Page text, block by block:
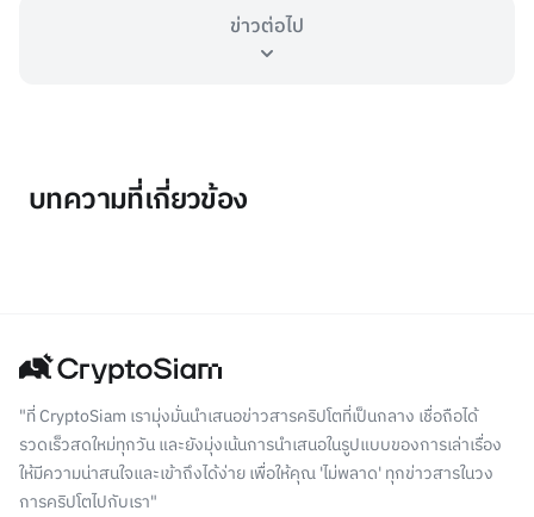
ข่าวต่อไป
บทความที่เกี่ยวข้อง
"ที่ CryptoSiam เรามุ่งมั่นนำเสนอข่าวสารคริปโตที่เป็นกลาง เชื่อถือได้
รวดเร็วสดใหม่ทุกวัน และยังมุ่งเน้นการนำเสนอในรูปแบบของการเล่าเรื่อง
ให้มีความน่าสนใจและเข้าถึงได้ง่าย เพื่อให้คุณ 'ไม่พลาด' ทุกข่าวสารในวง
การคริปโตไปกับเรา"